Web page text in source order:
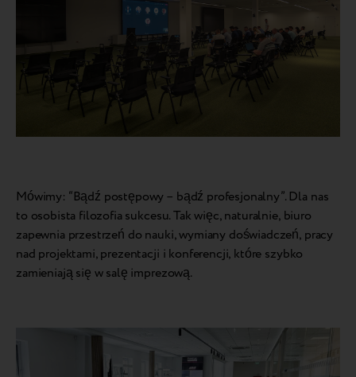
Mówimy: “Bądź postępowy – bądź profesjonalny”. Dla nas
to osobista filozofia sukcesu. Tak więc, naturalnie, biuro
zapewnia przestrzeń do nauki, wymiany doświadczeń, pracy
nad projektami, prezentacji i konferencji, które szybko
zamieniają się w salę imprezową.